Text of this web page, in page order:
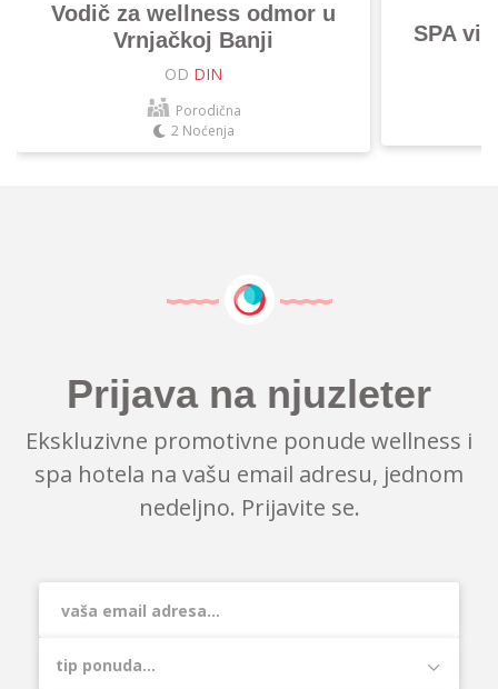
Vodič za wellness odmor u
Vrnjačkoj Banji
OD DIN
Porodična
2 Noćenja
SPA
Prijava na njuzleter
Ekskluzivne promotivne ponude wellness i
spa hotela na vašu email adresu, jednom
nedeljno. Prijavite se.